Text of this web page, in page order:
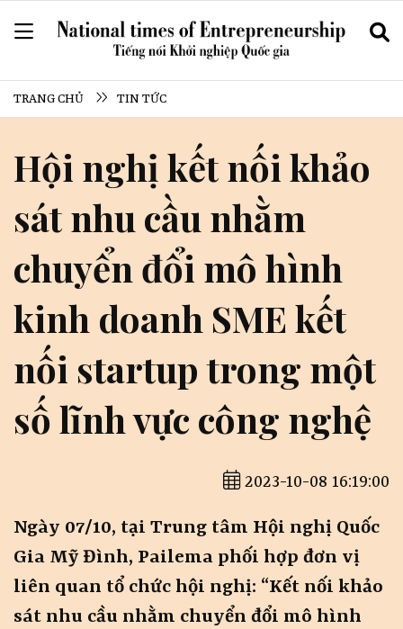
TRANG CHỦ TIN TỨC
Hội nghị kết nối khảo
sát nhu cầu nhằm
chuyển đổi mô hình
kinh doanh SME kết
nối startup trong một
số lĩnh vực công nghệ
2023-10-08 16:19:00
Ngày 07/10, tại Trung tâm Hội nghị Quốc
Gia Mỹ Đình, Pailema phối hợp đơn vị
liên quan tổ chức hội nghị: “Kết nối khảo
sát nhu cầu nhằm chuyển đổi mô hình